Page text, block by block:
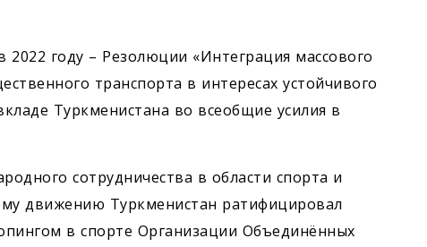
году – Резолюции «Интеграция массового
транспорта в интересах устойчивого
Туркменистана во всеобщие усилия в
сотрудничества в области спорта и
движению Туркменистан ратифицировал
в спорте Организации Объединённых